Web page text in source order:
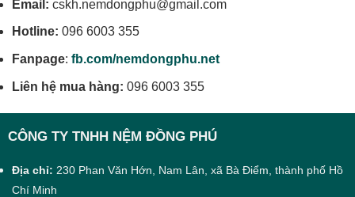
Email: cskh.nemdongphu@gmail.com
Hotline: 096 6003 355
Fanpage: fb.com/nemdongphu.net
Liên hệ mua hàng: 096 6003 355
CÔNG TY TNHH NỆM ĐỒNG PHÚ
Địa chỉ: 230 Phan Văn Hớn, Nam Lân, xã Bà Điểm, thành phố Hồ
Chí Minh